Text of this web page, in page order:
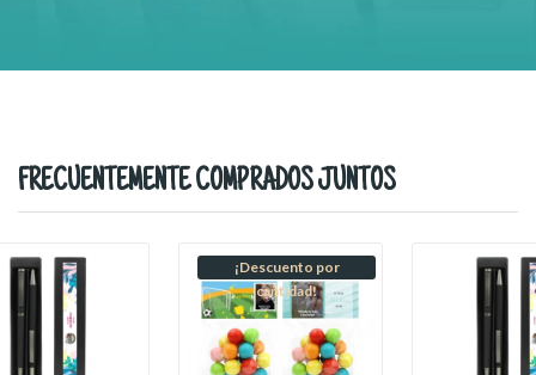
FRECUENTEMENTE COMPRADOS JUNTOS
¡Descuento por
cantidad!